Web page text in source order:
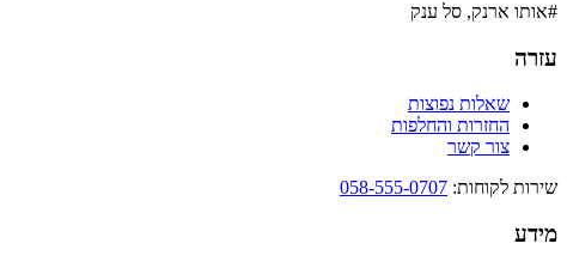
#אותו ארנק, סל ענק
עזרה
שאלות נפוצות
החזרות והחלפות
צור קשר
שירות לקוחות:
058-555-0707
מידע